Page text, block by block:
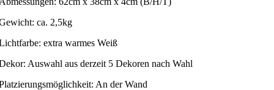
ca. 2,5kg
extra warmes Weiß
Auswahl aus derzeit 5 Dekoren nach Wahl
An der Wand